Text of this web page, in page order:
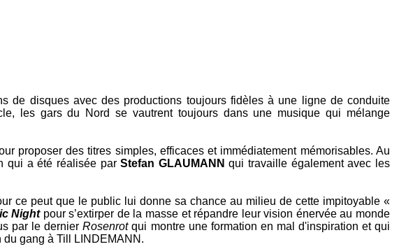
de disques avec des productions toujours fidèles à une ligne de conduite
les gars du Nord se vautrent toujours dans une musique qui mélange
proposer des titres simples, efficaces et immédiatement mémorisables. Au
qui a été réalisée parStefan GLAUMANNqui travaille également avec les
ce peut que le public lui donne sa chance au milieu de cette impitoyable «
Nightpour s’extirper de la masse et répandre leur vision énervée au monde
par le dernierRosenrotqui montre une formation en mal d'inspiration et qui
du gang à Till LINDEMANN .